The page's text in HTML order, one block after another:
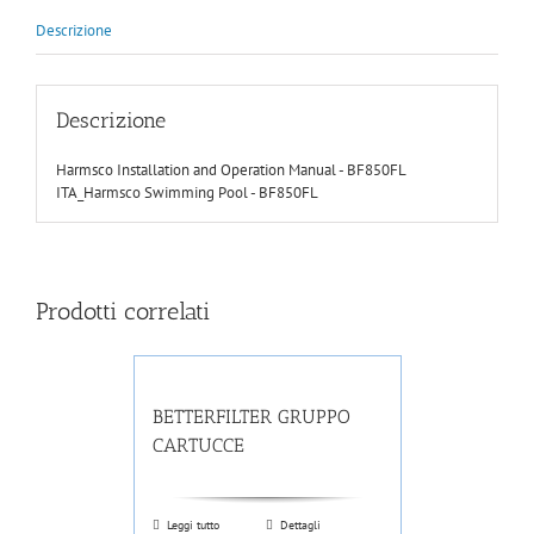
Descrizione
Descrizione
Harmsco Installation and Operation Manual - BF850FL
ITA_Harmsco Swimming Pool - BF850FL
Prodotti correlati
BETTERFILTER GRUPPO
CARTUCCE
Leggi tutto Dettagli